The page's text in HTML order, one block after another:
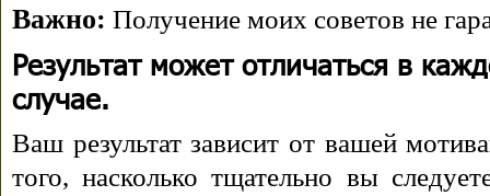
Важно: Получение моих советов не
Результат может отличаться в
случае.
Ваш результат зависит от вашей
того, насколько тщательно вы